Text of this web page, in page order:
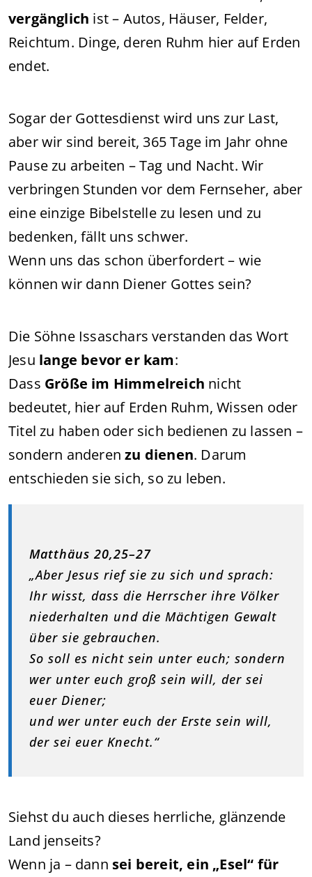
vergänglich ist – Autos, Häuser, Felder,
Reichtum. Dinge, deren Ruhm hier auf Erden
endet.
Sogar der Gottesdienst wird uns zur Last,
aber wir sind bereit, 365 Tage im Jahr ohne
Pause zu arbeiten – Tag und Nacht. Wir
verbringen Stunden vor dem Fernseher, aber
eine einzige Bibelstelle zu lesen und zu
bedenken, fällt uns schwer.
Wenn uns das schon überfordert – wie
können wir dann Diener Gottes sein?
Die Söhne Issaschars verstanden das Wort
Jesu lange bevor er kam:
Dass Größe im Himmelreich nicht
bedeutet, hier auf Erden Ruhm, Wissen oder
Titel zu haben oder sich bedienen zu lassen –
sondern anderenzu dienen. Darum
entschieden sie sich, so zu leben.
Matthäus 20,25–27
„Aber Jesus rief sie zu sich und sprach:
Ihr wisst, dass die Herrscher ihre Völker
niederhalten und die Mächtigen Gewalt
über sie gebrauchen.
So soll es nicht sein unter euch; sondern
wer unter euch groß sein will, der sei
euer Diener;
und wer unter euch der Erste sein will,
der sei euer Knecht.“
Siehst du auch dieses herrliche, glänzende
Land jenseits?
Wenn ja – dann sei bereit, ein „Esel“ für